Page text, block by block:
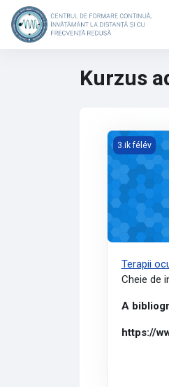
Tovább a fő tartalomhoz
Kurzus
Kurzuskép
3.ik félév
Terapii
Cheie de
A
https://